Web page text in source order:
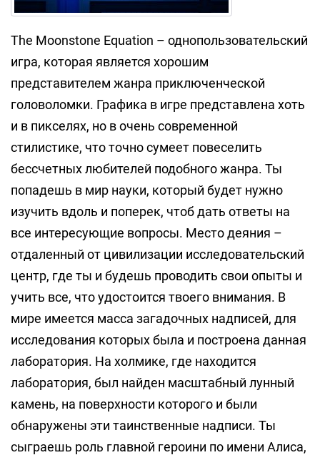
The Moonstone Equation – однопользовательский
игра, которая является хорошим
представителем жанра приключенческой
головоломки. Графика в игре представлена хоть
и в пикселях, но в очень современной
стилистике, что точно сумеет повеселить
бессчетных любителей подобного жанра. Ты
попадешь в мир науки, который будет нужно
изучить вдоль и поперек, чтоб дать ответы на
все интересующие вопросы. Место деяния –
отдаленный от цивилизации исследовательский
центр, где ты и будешь проводить свои опыты и
учить все, что удостоится твоего внимания. В
мире имеется масса загадочных надписей, для
исследования которых была и построена данная
лаборатория. На холмике, где находится
лаборатория, был найден масштабный лунный
камень, на поверхности которого и были
обнаружены эти таинственные надписи. Ты
сыграешь роль главной героини по имени Алиса,